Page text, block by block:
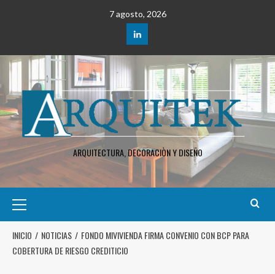
7 agosto, 2026
ARQUITECTURA, DECORACIÒN Y DISEÑO
INICIO NOTICIAS
FONDO MIVIVIENDA FIRMA CONVENIO CON BCP PARA
COBERTURA DE RIESGO CREDITICIO